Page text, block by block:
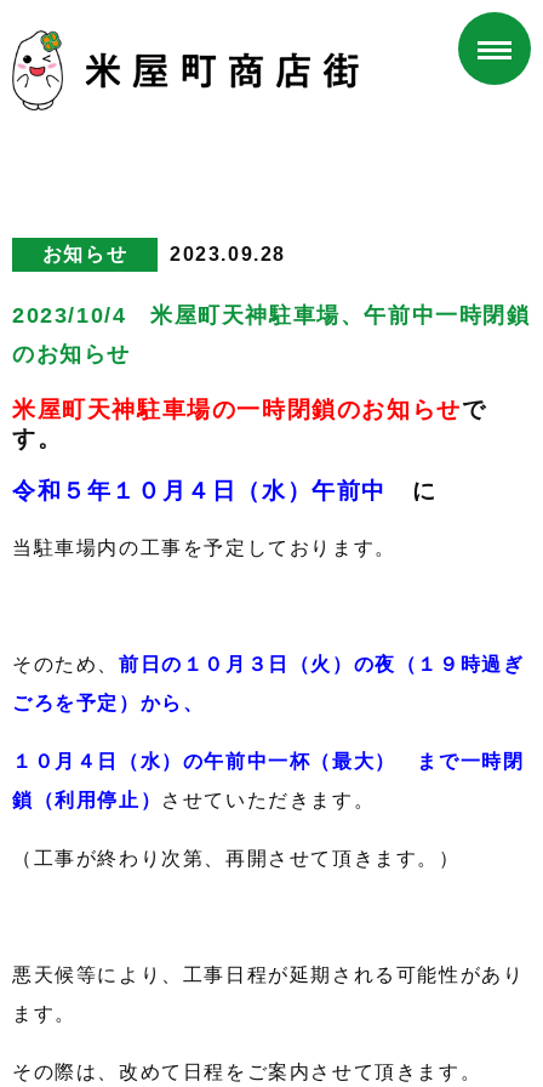
お知らせ 2023.09.28
2023/10/4 米屋町天神駐車場、午前中一時閉鎖
のお知らせ
米屋町天神駐車場の一時閉鎖のお知らせで
す。
令和５年１０月４日（水）午前中 に
当駐車場内の工事を予定しております。
そのため、 前日の１０月３日（火）の夜（１９時過ぎ
ごろを予定）から、
１０月４日（水）の午前中一杯（最大） まで一時閉
鎖（利用停止）
させていただきます。
（工事が終わり次第、再開させて頂きます。）
悪天候等により、工事日程が延期される可能性があり
ます。
その際は、改めて日程をご案内させて頂きます。